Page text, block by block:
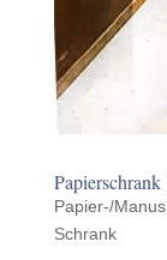
Papier-/
Schrank